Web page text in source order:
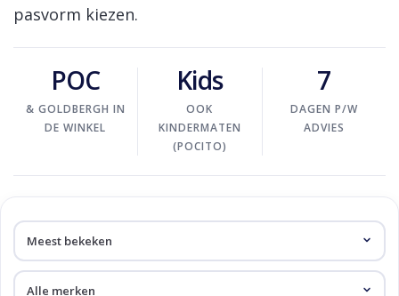
pasvorm kiezen.
POC
& GOLDBERGH IN
DE WINKEL
Kids
OOK
KINDERMATEN
(POCITO)
7
DAGEN P/W
ADVIES